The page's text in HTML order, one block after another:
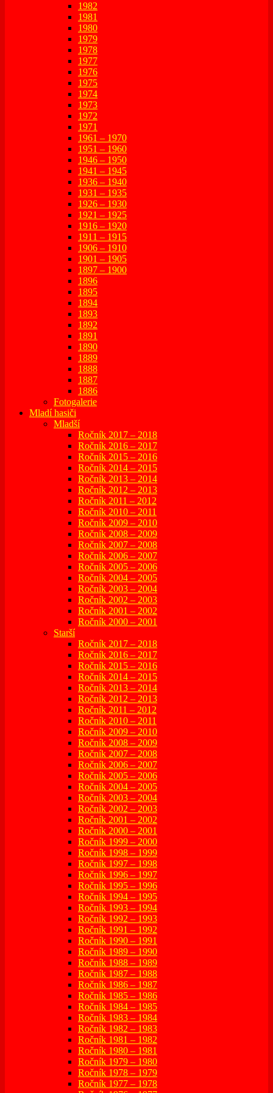
1982
1981
1980
1979
1978
1977
1976
1975
1974
1973
1972
1971
1961 – 1970
1951 – 1960
1946 – 1950
1941 – 1945
1936 – 1940
1931 – 1935
1926 – 1930
1921 – 1925
1916 – 1920
1911 – 1915
1906 – 1910
1901 – 1905
1897 – 1900
1896
1895
1894
1893
1892
1891
1890
1889
1888
1887
1886
Fotogalerie
Mladí hasiči
Mladší
Ročník 2017 – 2018
Ročník 2016 – 2017
Ročník 2015 – 2016
Ročník 2014 – 2015
Ročník 2013 – 2014
Ročník 2012 – 2013
Ročník 2011 – 2012
Ročník 2010 – 2011
Ročník 2009 – 2010
Ročník 2008 – 2009
Ročník 2007 – 2008
Ročník 2006 – 2007
Ročník 2005 – 2006
Ročník 2004 – 2005
Ročník 2003 – 2004
Ročník 2002 – 2003
Ročník 2001 – 2002
Ročník 2000 – 2001
Starší
Ročník 2017 – 2018
Ročník 2016 – 2017
Ročník 2015 – 2016
Ročník 2014 – 2015
Ročník 2013 – 2014
Ročník 2012 – 2013
Ročník 2011 – 2012
Ročník 2010 – 2011
Ročník 2009 – 2010
Ročník 2008 – 2009
Ročník 2007 – 2008
Ročník 2006 – 2007
Ročník 2005 – 2006
Ročník 2004 – 2005
Ročník 2003 – 2004
Ročník 2002 – 2003
Ročník 2001 – 2002
Ročník 2000 – 2001
Ročník 1999 – 2000
Ročník 1998 – 1999
Ročník 1997 – 1998
Ročník 1996 – 1997
Ročník 1995 – 1996
Ročník 1994 – 1995
Ročník 1993 – 1994
Ročník 1992 – 1993
Ročník 1991 – 1992
Ročník 1990 – 1991
Ročník 1989 – 1990
Ročník 1988 – 1989
Ročník 1987 – 1988
Ročník 1986 – 1987
Ročník 1985 – 1986
Ročník 1984 – 1985
Ročník 1983 – 1984
Ročník 1982 – 1983
Ročník 1981 – 1982
Ročník 1980 – 1981
Ročník 1979 – 1980
Ročník 1978 – 1979
Ročník 1977 – 1978